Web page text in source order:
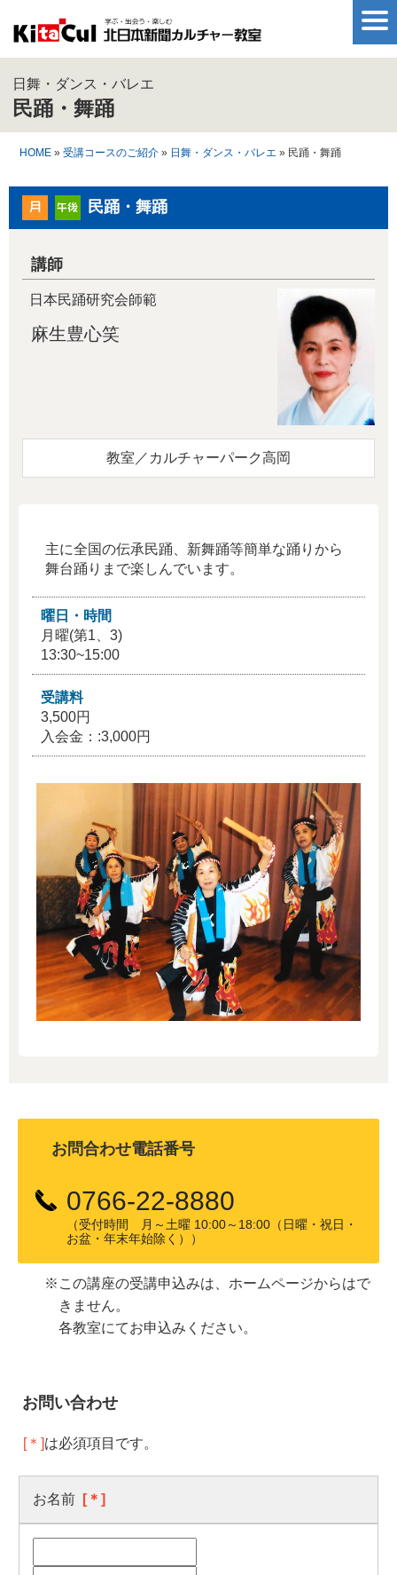
日舞・ダンス・バレエ
民踊・舞踊
HOME »受講コースのご紹介 » 日舞・ダンス・バレエ » 民踊・舞踊
民踊・舞踊
講師
日本民踊研究会師範
麻生豊心笑
教室／カルチャーパーク高岡
主に全国の伝承民踊、新舞踊等簡単な踊りから
舞台踊りまで楽しんでいます。
曜日・時間
月曜(第1、3)
13:30~15:00
受講料
3,500円
入会金：:3,000円
お問合わせ電話番号
0766-22-8880
（受付時間 月～土曜 10:00～18:00（日曜・祝日・
お盆・年末年始除く））
※この講座の受講申込みは、ホームページからはで
きません。
各教室にてお申込みください。
お問い合わせ
[＊]は必須項目です。
お名前 [＊]